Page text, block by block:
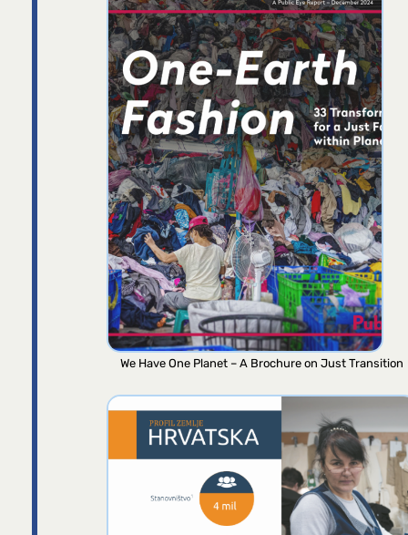
We Have One Planet – A Brochure on Just Transition